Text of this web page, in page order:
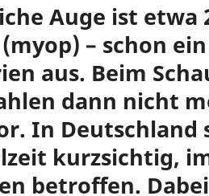
Auge ist
– schon
aus. Beim
dann nicht
In Deutschland
kurzsichtig,
betroffen.